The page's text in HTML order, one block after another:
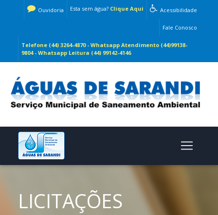
Acessibilidade
Esta sem água? Clique Aqui
Ouvidoria
Fale Conosco
Telefone (44) 3264-4870 - Whatsapp Atendimento (44)99138-
9804 - Whatsapp Leitura (44) 99142-4146
LICITAÇÕES